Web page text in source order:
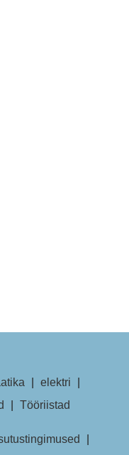
elektri
Tööriistad